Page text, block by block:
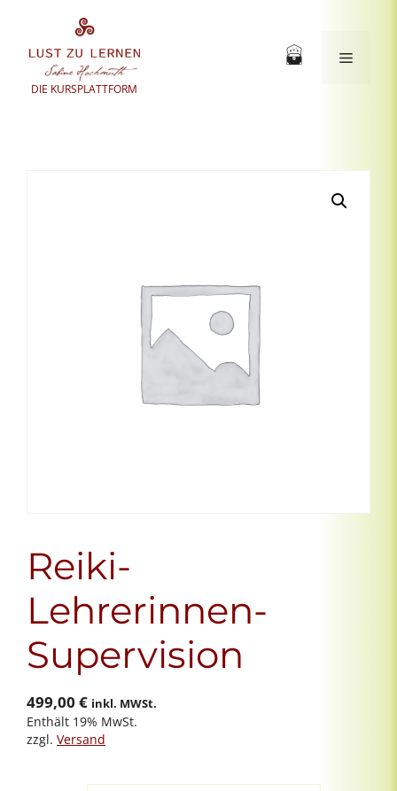
springen
DIE KURSPLATTFORM
Menü
Reiki-
Lehrerinnen-
Supervision
499,00 € inkl. MWSt.
Enthält 19% MwSt.
zzgl. Versand